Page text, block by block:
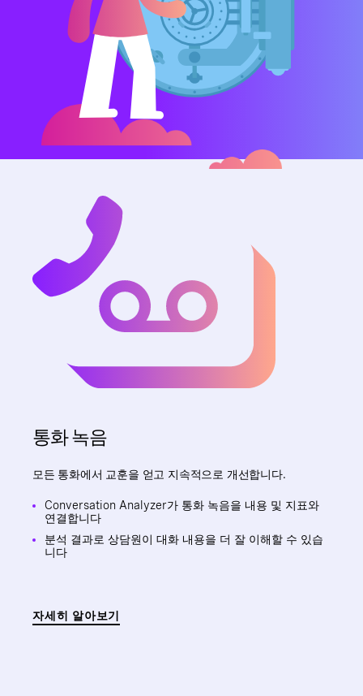
통화 녹음
모든 통화에서 교훈을 얻고 지속적으로 개선합니다.
Conversation Analyzer가 통화 녹음을 내용 및 지표와
연결합니다
분석 결과로 상담원이 대화 내용을 더 잘 이해할 수 있습
니다
자세히 알아보기